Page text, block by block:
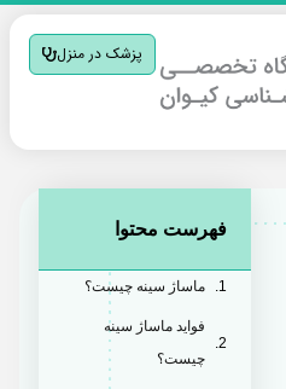
پزشک در منزل
فهرست محتوا
ماساژ سینه چیست؟
فواید ماساژ سینه
چیست؟